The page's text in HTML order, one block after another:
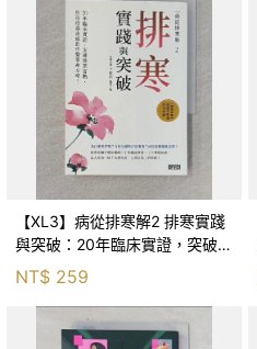
【XL3】病從排寒解2 排寒實踐
與突破：20年臨床實證，突破排
寒盲點，防治疫毒流感的中醫養
命方略！_李璧如
NT$ 259